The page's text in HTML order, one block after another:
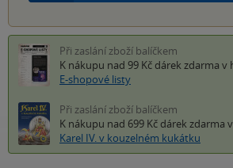
Při zaslání zboží balíčkem
K nákupu nad 99 Kč dárek zdarma v
E-shopové listy
Při zaslání zboží balíčkem
K nákupu nad 699 Kč dárek zdarma
Karel IV. v kouzelném kukátku